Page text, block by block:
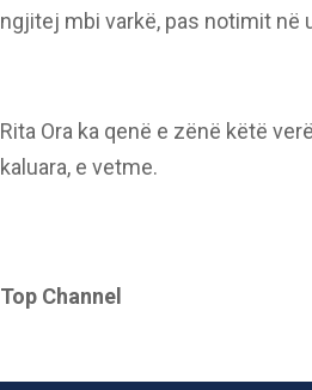
ngjitej mbi varkë, pas notimit në
Rita Ora ka qenë e zënë këtë
kaluara, e vetme.
Top Channel